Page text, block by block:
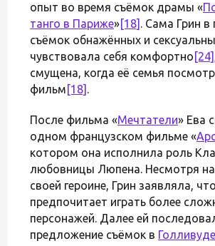
опыт во время съёмок драмы «
танго в Париже»[18] . Сама Грин в
съёмок обнажённых и
чувствовала себя комфортно [24]
смущена, когда её семья
фильм [18] .
После фильма «Мечтатели» Ева
одном французском фильме «
котором она исполнила роль
любовницы Люпена. Несмотря
своей героине, Грин заявляла, что
предпочитает играть более
персонажей. Далее ей
предложение съёмок в Голливуде